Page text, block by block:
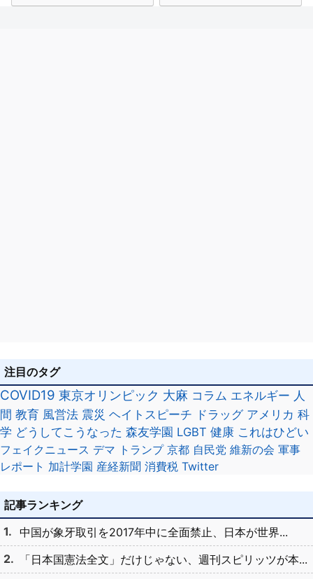
注目のタグ
COVID19 東京オリンピック 大麻 コラム エネルギー 人
間 教育 風営法 震災 ヘイトスピーチ ドラッグ アメリカ 科
学 どうしてこうなった 森友学園 LGBT 健康 これはひどい
フェイクニュース デマ トランプ 京都 自民党 維新の会 軍事
レポート 加計学園 産経新聞 消費税 Twitter
記事ランキング
中国が象牙取引を2017年中に全面禁止、日本が世界...
「日本国憲法全文」だけじゃない、週刊スピリッツが本...